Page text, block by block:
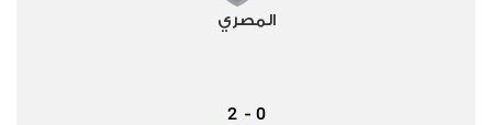
المصري
0
-
2